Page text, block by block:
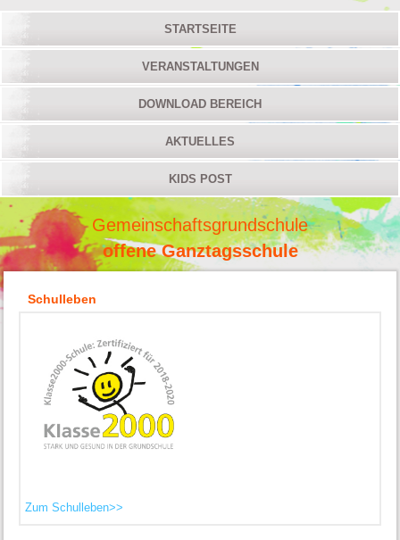
STARTSEITE
VERANSTALTUNGEN
DOWNLOAD BEREICH
AKTUELLES
KIDS POST
Gemeinschaftsgrundschule
offene Ganztagsschule
Schulleben
Zum Schulleben>>